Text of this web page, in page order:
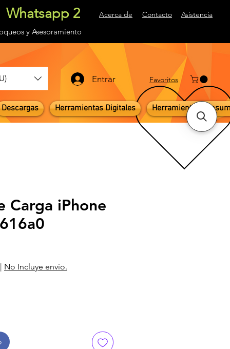
Whatsapp 2 Acerca de Contacto Asistencia
y Asesoramiento
Entrar Favoritos
Descargas Herramientas Digitales Herramientas e
Carga iPhone
| No Incluye envío.